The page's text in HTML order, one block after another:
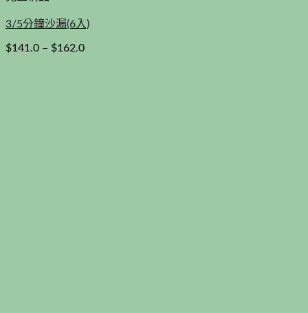
3/5分鐘沙漏(6入)
$141.0 – $162.0